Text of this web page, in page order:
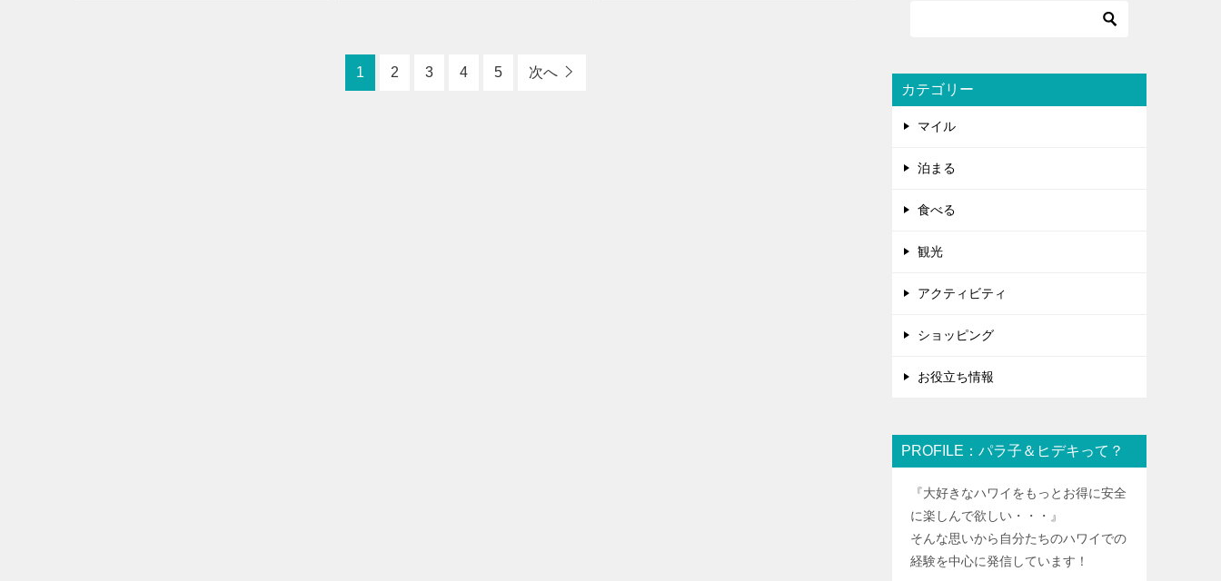
1 2 3 4 5 次へ
カテゴリー
マイル
泊まる
食べる
観光
アクティビティ
ショッピング
お役立ち情報
PROFILE：パラ子＆ヒデキって？
『大好きなハワイをもっとお得に安全
に楽しんで欲しい・・・』
そんな思いから自分たちのハワイでの
経験を中心に発信しています！